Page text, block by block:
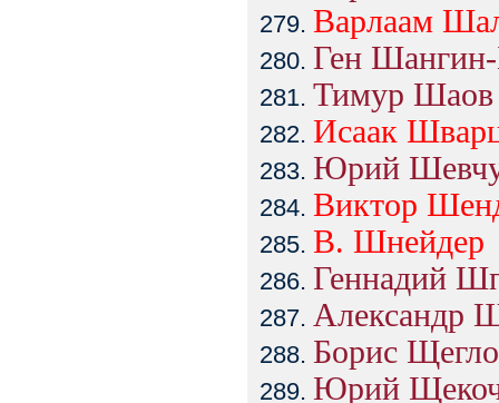
Варлаам
Ген Шангин-
Тимур Шаов
Исаак
Юрий
Виктор
В. Шнейдер
Геннадий
Александр
Борис
Юрий